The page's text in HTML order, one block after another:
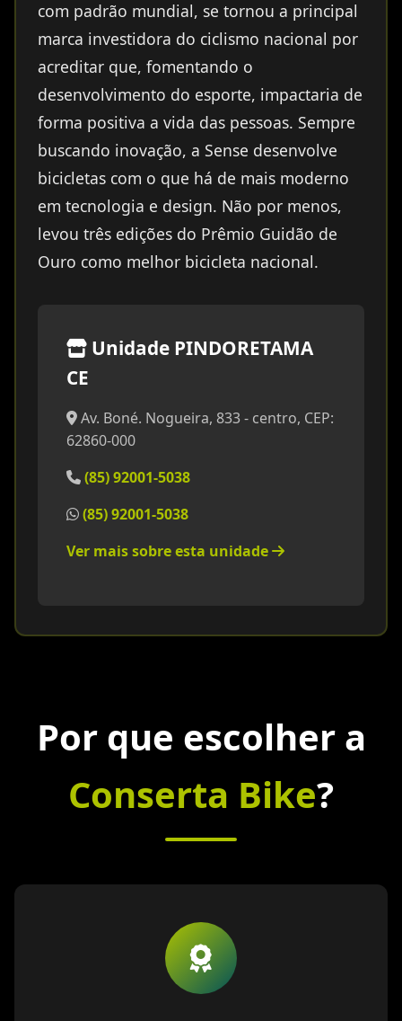
com padrão mundial, se tornou a principal
marca investidora do ciclismo nacional por
acreditar que, fomentando o
desenvolvimento do esporte, impactaria de
forma positiva a vida das pessoas. Sempre
buscando inovação, a Sense desenvolve
bicicletas com o que há de mais moderno
em tecnologia e design. Não por menos,
levou três edições do Prêmio Guidão de
Ouro como melhor bicicleta nacional.
Unidade PINDORETAMA
CE
Av. Boné. Nogueira, 833 - centro, CEP:
62860-000
(85) 92001-5038
(85) 92001-5038
Ver mais sobre esta unidade
Por que escolher a
Conserta Bike?